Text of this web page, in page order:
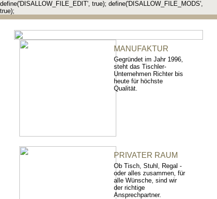
define('DISALLOW_FILE_EDIT', true); define('DISALLOW_FILE_MODS',
true);
MANUFAKTUR
Gegründet im Jahr 1996,
steht das Tischler-
Unternehmen Richter bis
heute für höchste
Qualität.
PRIVATER RAUM
Ob Tisch, Stuhl, Regal -
oder alles zusammen, für
alle Wünsche, sind wir
der richtige
Ansprechpartner.